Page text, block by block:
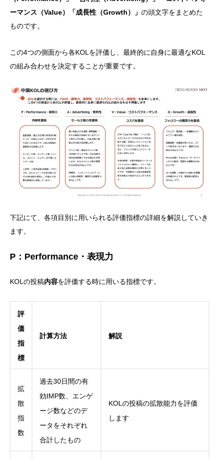
ーマンス（Value）「成長性（Growth）」 の頭文字をまとめた
ものです。
この4つの側面から各KOLを評価し、最終的に自身に最適なKOL
の組み合わせを決定することが重要です。
下記にて、各項目別に用いられる評価指標の詳細を解説していき
ます。
P：Performance・表現力
KOLの投稿内容を評価する時に用いる指標です。
評
価
指
標
計算方法 解説
拡
散
指
数
過去30日間の有
効IMP数、エンゲ
ージ数などのデ
ータをそれぞれ
合計したもの
KOLの投稿の拡散能力を評価
します